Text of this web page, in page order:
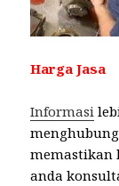
Harga Jasa
Informasi
memastikan
anda